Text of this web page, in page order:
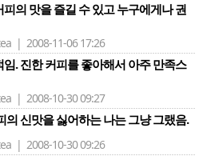
의 맛을 즐길 수 있고 누구에게나 권
| 2008-11-06 17:26
. 진한 커피를 좋아해서 아주 만족스
| 2008-10-30 09:27
의 신맛을 싫어하는 나는 그냥 그랬음.
| 2008-10-30 09:26